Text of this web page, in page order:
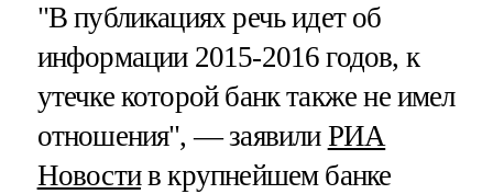
"В публикациях речь идет об
информации 2015-2016 годов, к
утечке которой банк также не имел
отношения", — заявили РИА
Новостив крупнейшем банке